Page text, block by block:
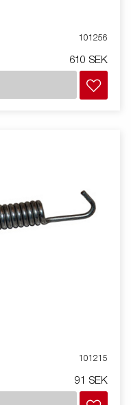
101256
610 SEK
101215
91 SEK